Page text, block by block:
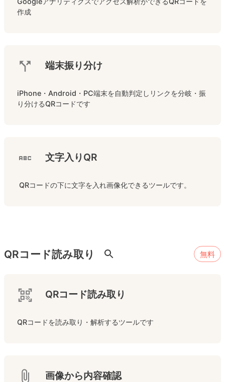
作成
端末振り分け
iPhone・Android・PC端末を自動判定しリンクを分岐・振
り分けるQRコードです
文字入りQR
QRコードの下に文字を入れ画像化できるツールです。
QRコード読み取り 無料
QRコード読み取り
QRコードを読み取り・解析するツールです
画像から内容確認